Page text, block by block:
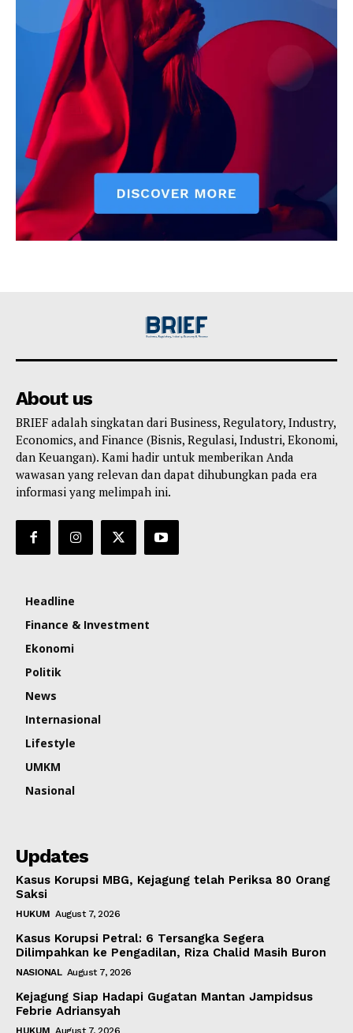
About us
BRIEF adalah singkatan dari Business, Regulatory, Industry,
Economics, and Finance (Bisnis, Regulasi, Industri, Ekonomi,
dan Keuangan). Kami hadir untuk memberikan Anda
wawasan yang relevan dan dapat dihubungkan pada era
informasi yang melimpah ini.
Headline
Finance & Investment
Ekonomi
Politik
News
Internasional
Lifestyle
UMKM
Nasional
Updates
Kasus Korupsi MBG, Kejagung telah Periksa 80 Orang
Saksi
HUKUM August 7, 2026
Kasus Korupsi Petral: 6 Tersangka Segera
Dilimpahkan ke Pengadilan, Riza Chalid Masih Buron
NASIONAL August 7, 2026
Kejagung Siap Hadapi Gugatan Mantan Jampidsus
Febrie Adriansyah
HUKUM August 7, 2026